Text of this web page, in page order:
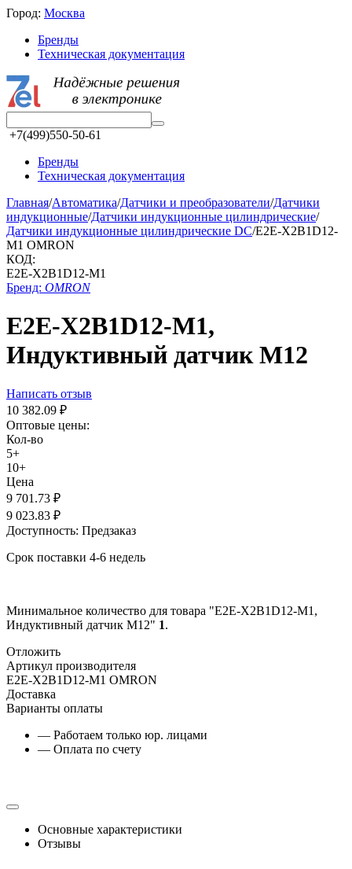
Город: Москва
Бренды
Техническая документация
+7(499)550-50-61
Бренды
Техническая документация
Главная/Автоматика/Датчики и преобразователи/Датчики
индукционные/Датчики индукционные цилиндрические/
Датчики индукционные цилиндрические DC/E2E-X2B1D12-
M1 OMRON
КОД:
E2E-X2B1D12-M1
Бренд: OMRON
E2E-X2B1D12-M1,
Индуктивный датчик M12
Написать отзыв
10 382.09 ₽
Оптовые цены:
Кол-во
5+
10+
Цена
9 701.73 ₽
9 023.83 ₽
Доступность: Предзаказ
Срок поставки 4-6 недель
Минимальное количество для товара "E2E-X2B1D12-M1,
Индуктивный датчик M12" 1.
Отложить
Артикул производителя
E2E-X2B1D12-M1 OMRON
Доставка
Варианты оплаты
— Работаем только юр. лицами
— Оплата по счету
Основные характеристики
Отзывы